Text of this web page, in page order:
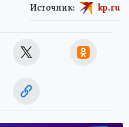
Источник: kp.ru